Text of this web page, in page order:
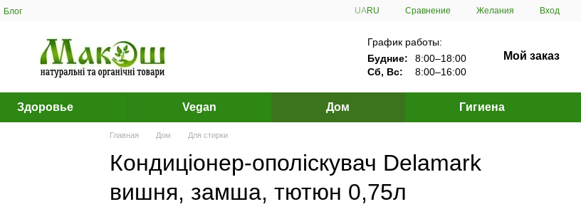
Блог UARU Сравнение Желания Вход
График работы:
Будние:
8:00–18:00
Сб, Вс:
8:00–16:00
Мой заказ
Здоровье Vegan Дом Гигиена
Главная Дом Для стирки
Кондиціонер-ополіскувач Delamark
вишня, замша, тютюн 0,75л